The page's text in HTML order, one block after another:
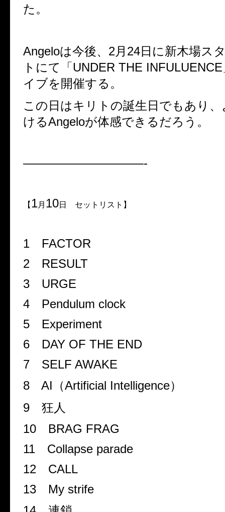
た。
Angeloは今後、2月24日に新木場ス
トにて「UNDER THE
イブを開催する。
この日はキリトの誕生日でもあり
けるAngeloが体感できるだろう。
——————————-
【 1月 10日 セットリスト】
1
FACTOR
2
RESULT
3
URGE
4
Pendulum clock
5
Experiment
6
DAY OF THE END
7
SELF AWAKE
8
AI （Artificial Intelligence）
9 狂人
10
BRAG FRAG
11
Collapse parade
12
CALL
13
My strife